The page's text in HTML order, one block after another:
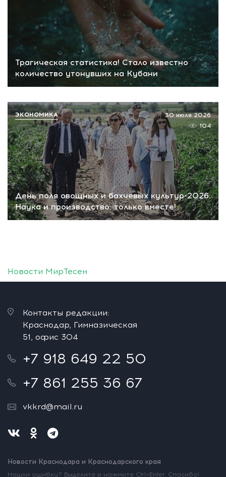
Трагическая статистика! Стало известно
количество утонувших на Кубани
День поля овощных и бахчевых культур-2026.
Наука и производство: только вместе!
30 июля 2026
104
ЭКОНОМИКА
Новости МирТесен
Контакты редакции:
Краснодар, Гимназическая
51, офис 304
+7 918 649 22 50
+7 861 255 36 67
vkkrd@mail.ru
Новости Краснодара и Краснодарского края
Нашли ошибку? Выделите и нажмите Ctrl+Enter. Спасибо!